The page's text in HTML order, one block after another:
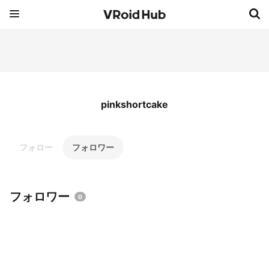
pinkshortcake
フォロー フォロワー
フォロワー 0